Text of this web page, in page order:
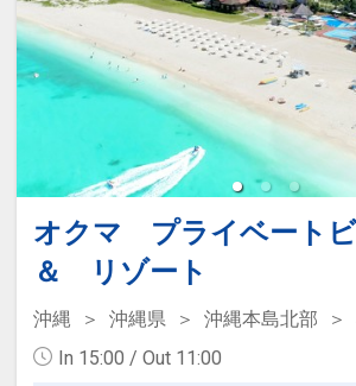
ィ」・・バイキング
※状況により、営業内容が変
性がございます。
◆ ご案内 ◆
・客室内Wi-Fi利用可
ードのレンタルあり（要事前
・コインランドリーあり※洗
入式です
設定期間：2026年8月1日～
波音を間近に感じるオーシ
ームで、ゆっくりと流れる
ください。
＜ プランのご案内 ＞
○レンタルカートが滞在中1
でご利用可 ※要運転免許証
○インドアプール「レインフ
が滞在中ご利用可能（追加代
※19時からのナイトプール
オクマ プライベート
＆ リゾート
沖縄 沖縄県 沖縄本島北部
In 15:00 / Out 11:00